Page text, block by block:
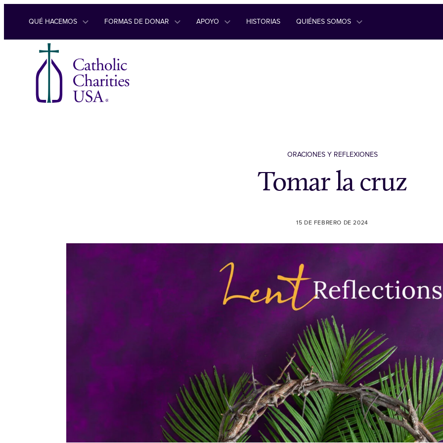
Ir al contenido
QUÉ HACEMOS FORMAS DE DONAR APOYO HISTORIAS QUIÉNES SOMOS
ORACIONES Y REFLEXIONES
Tomar la cruz
15 DE FEBRERO DE 2024